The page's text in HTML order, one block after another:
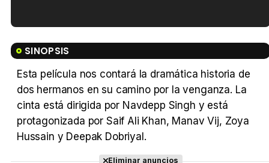
SINOPSIS
Esta película nos contará la dramática historia de
dos hermanos en su camino por la venganza. La
cinta está dirigida por Navdepp Singh y está
protagonizada por Saif Ali Khan, Manav Vij, Zoya
Hussain y Deepak Dobriyal.
Eliminar anuncios